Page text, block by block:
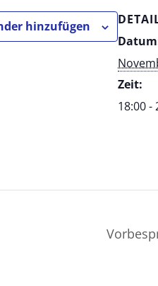
hinzufügen
Zeit:
18:00 -